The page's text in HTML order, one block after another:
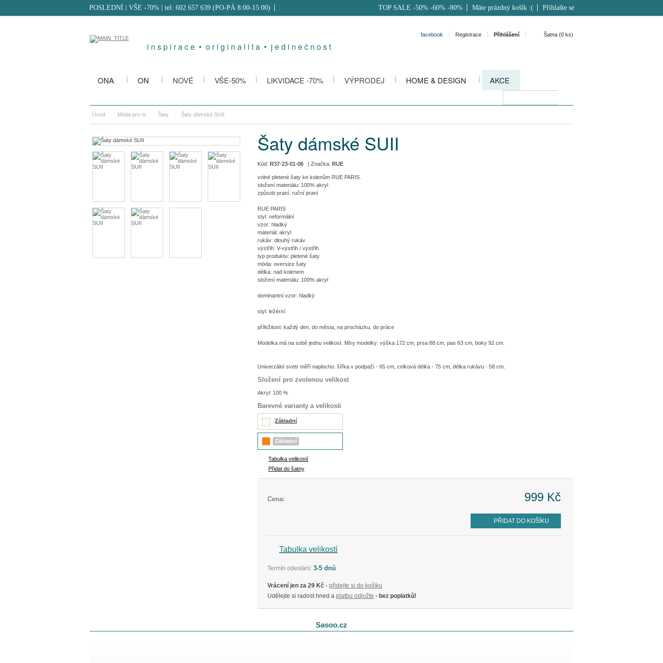
i n s p i r a c e • o r i g i n a l i t a • j e d i n e č n o s t
POSLEDNÍ | VŠE -70%| tel: 602 657 639 (PO-PÁ 8:00-15:00) TOP SALE -50% -60% -80% Máte prázdný košík :( Přihlašte se
facebook Registrace Přihlášení Šatna (0 ks)
ONA ON NOVÉ VŠE-50% LIKVIDACE -70% VÝPRODEJ HOME & DESIGN AKCE
Úvod Móda pro ni Šaty Šaty dámské SUII
Šaty dámské SUII
Kód: R37-23-01-06 | Značka: RUE
volné pletené šaty ke kolenům RUE PARIS.
složení materiálu: 100% akryl
způsob praní: ruční praní
RUE PARIS
styl: neformální
vzor: hladký
materiál: akryl
rukáv: dlouhý rukáv
výstřih: V-výstřih / výstřih
typ produktu: pletené šaty
móda: oversize šaty
délka: nad kolenem
složení materiálu: 100% akryl
dominantní vzor: hladký
styl: ležérní
příležitost: každý den, do města, na procházku, do práce
Modelka má na sobě jednu velikost. Míry modelky: výška 172 cm, prsa 88 cm, pas 63 cm, boky 92 cm.
Univerzální svetr měří naplocho: šířka v podpaží - 65 cm, celková délka - 75 cm, délka rukávu - 58 cm.
Složení pro zvolenou velikost
Akryl: 100 %
Barevné varianty a velikosti
Základní
Základní
Tabulka velikostí
Přidat do šatny
Cena: 999 Kč
PŘIDAT DO KOŠÍKU
Tabulka velikostí
Termín odeslání: 3-5 dnů
Vrácení jen za 29 Kč - přidejte si do košíku
Udělejte si radost hned a platbu odložte - bez poplatků!
Sasoo.cz